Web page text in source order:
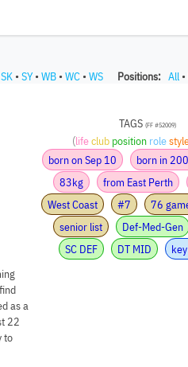
SK • SY• WB • WC • WS Positions: All •